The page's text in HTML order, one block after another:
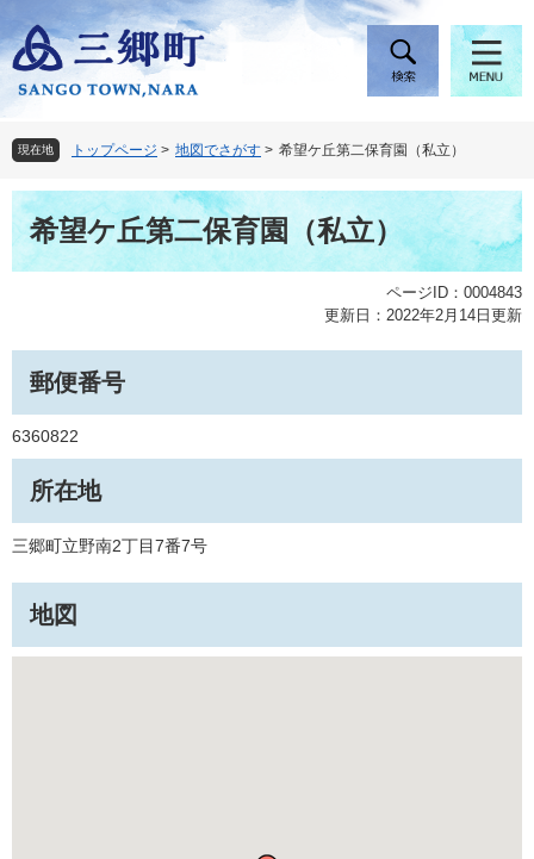
ー
ジ
頭
で
す
ニ
ュ
飛
ば
し
現在地 トップページ > 地図でさがす > 希望ケ丘第二保育園（私立）
本
文希望ケ丘第二保育園（私立）
ページID：0004843
更新日：2022年2月14日更新
郵便番号
6360822
所在地
三郷町立野南2丁目7番7号
地図